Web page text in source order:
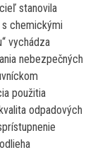
stanovila
chemickými
vychádza
nebezpečných
použitia
odpadových